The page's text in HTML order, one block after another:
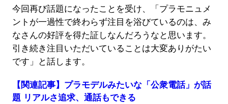
今回再び話題になったことを受け、「プラモニュメ
ントが一過性で終わらず注目を浴びているのは、み
なさんの好評を得た証しなんだろうなと思います。
引き続き注目いただいていることは大変ありがたい
です」と話します。
【関連記事】プラモデルみたいな「公衆電話」が話
題 リアルさ追求、通話もできる